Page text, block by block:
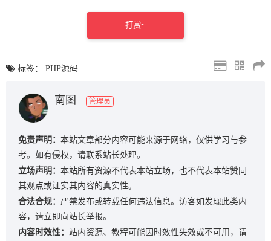
打赏~
标签： PHP源码
南图 管理员
免责声明： 本站文章部分内容可能来源于网络，仅供学习与参
考。如有侵权，请联系站长处理。
立场声明： 本站所有资源不代表本站立场，也不代表本站赞同
其观点或证实其内容的真实性。
合法合规： 严禁发布或转载任何违法信息。访客如发现此类内
容，请立即向站长举报。
内容时效性： 站内资源、教程可能因时效性失效或不可用，请